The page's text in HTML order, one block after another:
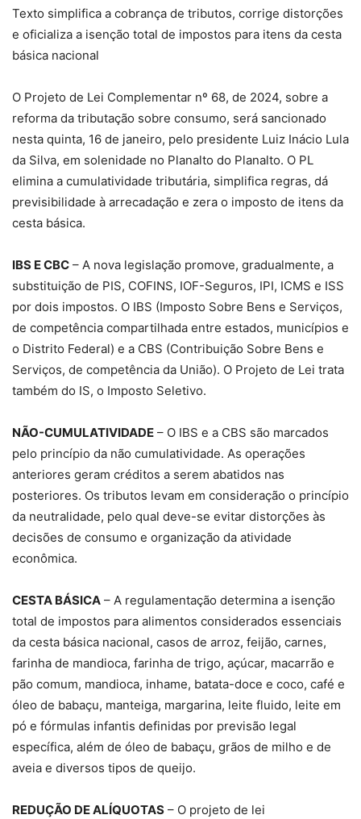
Texto simplifica a cobrança de tributos, corrige distorções
e oficializa a isenção total de impostos para itens da cesta
básica nacional
O Projeto de Lei Complementar nº 68, de 2024, sobre a
reforma da tributação sobre consumo, será sancionado
nesta quinta, 16 de janeiro, pelo presidente Luiz Inácio Lula
da Silva, em solenidade no Planalto do Planalto. O PL
elimina a cumulatividade tributária, simplifica regras, dá
previsibilidade à arrecadação e zera o imposto de itens da
cesta básica.
IBS E CBC – A nova legislação promove, gradualmente, a
substituição de PIS, COFINS, IOF-Seguros, IPI, ICMS e ISS
por dois impostos. O IBS (Imposto Sobre Bens e Serviços,
de competência compartilhada entre estados, municípios e
o Distrito Federal) e a CBS (Contribuição Sobre Bens e
Serviços, de competência da União). O Projeto de Lei trata
também do IS, o Imposto Seletivo.
NÃO-CUMULATIVIDADE – O IBS e a CBS são marcados
pelo princípio da não cumulatividade. As operações
anteriores geram créditos a serem abatidos nas
posteriores. Os tributos levam em consideração o princípio
da neutralidade, pelo qual deve-se evitar distorções às
decisões de consumo e organização da atividade
econômica.
CESTA BÁSICA – A regulamentação determina a isenção
total de impostos para alimentos considerados essenciais
da cesta básica nacional, casos de arroz, feijão, carnes,
farinha de mandioca, farinha de trigo, açúcar, macarrão e
pão comum, mandioca, inhame, batata-doce e coco, café e
óleo de babaçu, manteiga, margarina, leite fluido, leite em
pó e fórmulas infantis definidas por previsão legal
específica, além de óleo de babaçu, grãos de milho e de
aveia e diversos tipos de queijo.
REDUÇÃO DE ALÍQUOTAS – O projeto de lei